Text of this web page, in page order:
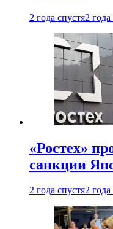
2 года спустя2 года
«Ростех»
санкции
2 года спустя2 года